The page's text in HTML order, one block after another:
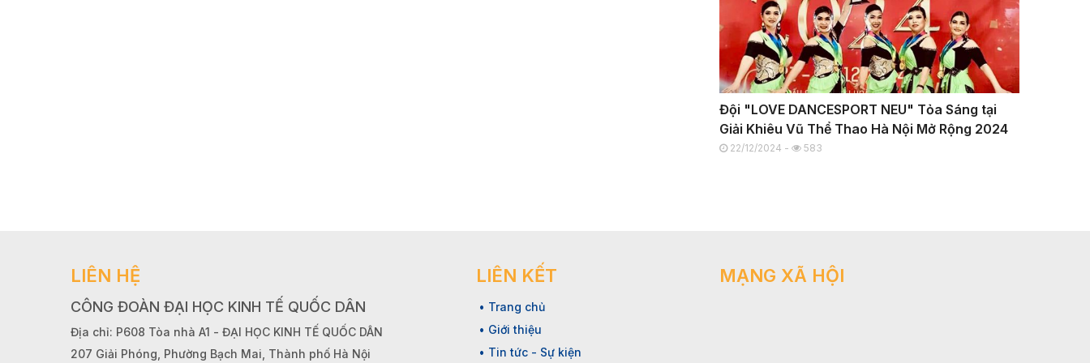
Đội "LOVE DANCESPORT NEU" Tỏa Sáng tại
Giải Khiêu Vũ Thể Thao Hà Nội Mở Rộng 2024
22/12/2024 - 583
LIÊN HỆ
CÔNG ĐOÀN ĐẠI HỌC KINH TẾ QUỐC DÂN
Địa chỉ: P608 Tòa nhà A1 - ĐẠI HỌC KINH TẾ QUỐC DÂN
207 Giải Phóng, Phường Bạch Mai, Thành phố Hà Nội
LIÊN KẾT
• Trang chủ
• Giới thiệu
• Tin tức - Sự kiện
MẠNG XÃ HỘI